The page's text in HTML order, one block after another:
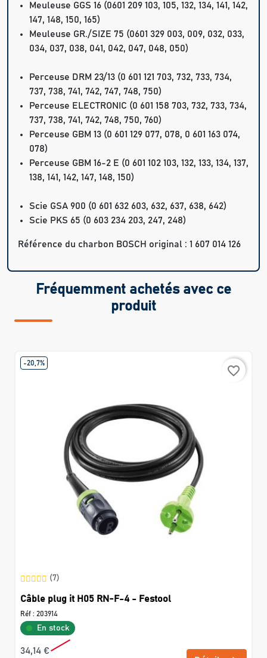
Meuleuse GGS 16 (0601 209 103, 105, 132, 134, 141, 142,
147, 148, 150, 165)
Meuleuse GR./SIZE 75 (0601 329 003, 009, 032, 033,
034, 037, 038, 041, 042, 047, 048, 050)
Perceuse DRM 23/13 (0 601 121 703, 732, 733, 734,
737, 738, 741, 742, 747, 748, 750)
Perceuse ELECTRONIC (0 601 158 703, 732, 733, 734,
737, 738, 741, 742, 748, 750, 760)
Perceuse GBM 13 (0 601 129 077, 078, 0 601 163 074,
078)
Perceuse GBM 16-2 E (0 601 102 103, 132, 133, 134, 137,
138, 141, 142, 147, 148, 150)
Scie GSA 900 (0 601 632 603, 632, 637, 638, 642)
Scie PKS 65 (0 603 234 203, 247, 248)
Référence du charbon BOSCH original : 1 607 014 126
Fréquemment achetés avec ce
produit
-20,7%
favorite_border
(7)
Câble plug it H05 RN-F-4 - Festool
Réf : 203914
En stock
34,14 €